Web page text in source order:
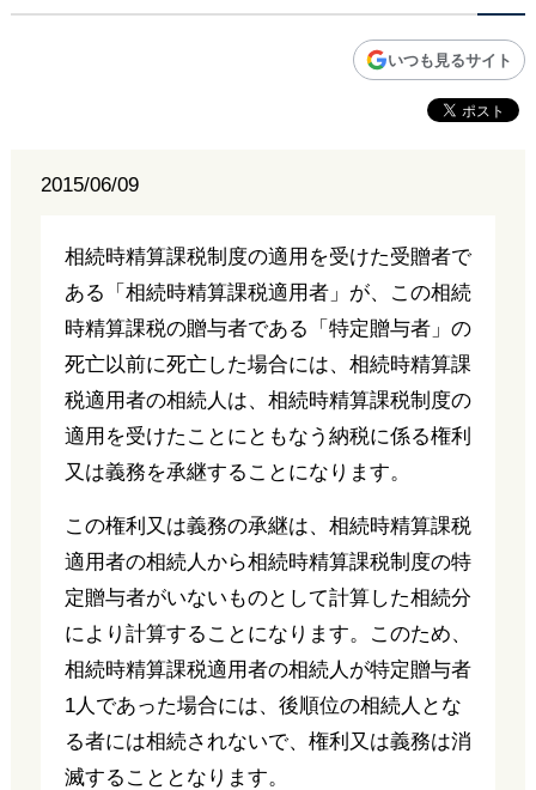
いつも見るサイト
2015/06/09
相続時精算課税制度の適用を受けた受贈者で
ある「相続時精算課税適用者」が、この相続
時精算課税の贈与者である「特定贈与者」の
死亡以前に死亡した場合には、相続時精算課
税適用者の相続人は、相続時精算課税制度の
適用を受けたことにともなう納税に係る権利
又は義務を承継することになります。
この権利又は義務の承継は、相続時精算課税
適用者の相続人から相続時精算課税制度の特
定贈与者がいないものとして計算した相続分
により計算することになります。このため、
相続時精算課税適用者の相続人が特定贈与者
1人であった場合には、後順位の相続人とな
る者には相続されないで、権利又は義務は消
滅することとなります。